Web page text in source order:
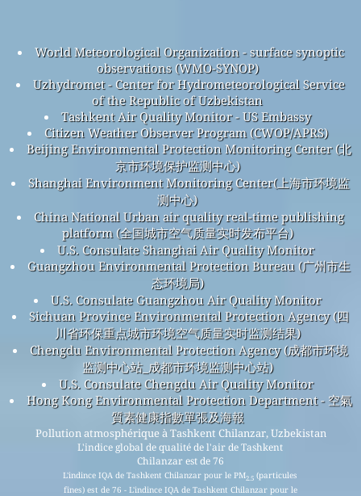
World Meteorological Organization - surface synoptic
observations (WMO-SYNOP)
Uzhydromet - Center for Hydrometeorological Service
of the Republic of Uzbekistan
Tashkent Air Quality Monitor - US Embassy
Citizen Weather Observer Program (CWOP/APRS)
Beijing Environmental Protection Monitoring Center (北
京市环境保护监测中心)
Shanghai Environment Monitoring Center(上海市环境监
测中心)
China National Urban air quality real-time publishing
platform (全国城市空气质量实时发布平台)
U.S. Consulate Shanghai Air Quality Monitor
Guangzhou Environmental Protection Bureau (广州市生
态环境局)
U.S. Consulate Guangzhou Air Quality Monitor
Sichuan Province Environmental Protection Agency (四
川省环保重点城市环境空气质量实时监测结果)
Chengdu Environmental Protection Agency (成都市环境
监测中心站_成都市环境监测中心站)
U.S. Consulate Chengdu Air Quality Monitor
Hong Kong Environmental Protection Department - 空氣
質素健康指數單張及海報
Pollution atmosphérique à Tashkent Chilanzar, Uzbekistan
L'indice global de qualité de l'air de Tashkent
Chilanzar est de 76
L'indince IQA de Tashkent Chilanzar pour le PM2.5 (particules
fines) est de 76 - L'indince IQA de Tashkent Chilanzar pour le